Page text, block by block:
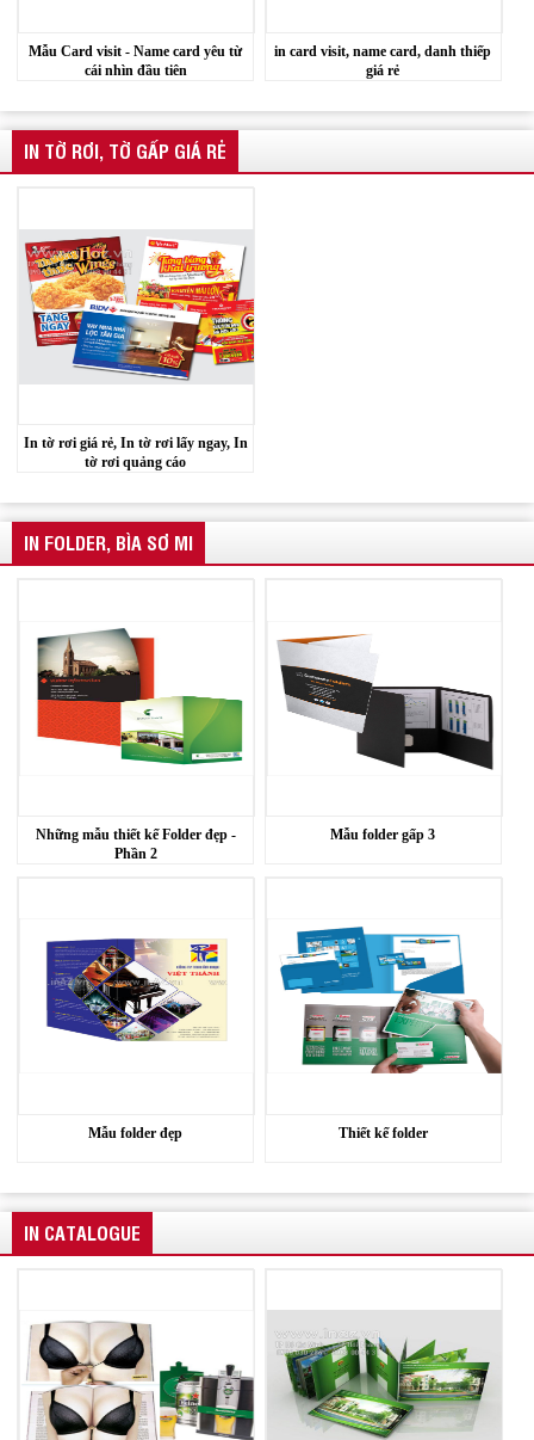
Mẫu Card visit - Name card yêu từ
cái nhìn đầu tiên
in card visit, name card, danh thiếp
giá rẻ
IN TỜ RƠI, TỜ GẤP GIÁ RẺ
In tờ rơi giá rẻ, In tờ rơi lấy ngay, In
tờ rơi quảng cáo
IN FOLDER, BÌA SƠ MI
Những mẫu thiết kế Folder đẹp -
Phần 2
Mẫu folder gấp 3
Mẫu folder đẹp Thiết kế folder
IN CATALOGUE